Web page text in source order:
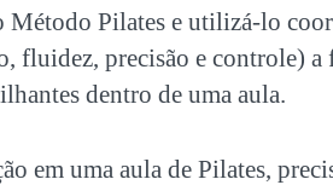
Pilates e utilizá-lo
fluidez, precisão e controle) a
dentro de uma aula.
em uma aula de Pilates,